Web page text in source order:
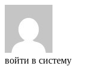
войти в систему